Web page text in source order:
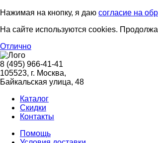
Нажимая на кнопку, я даю согласие на
На сайте используются cookies.
Отлично
8 (495) 966-41-41
105523, г. Москва,
Байкальская улица, 48
Каталог
Скидки
Контакты
Помощь